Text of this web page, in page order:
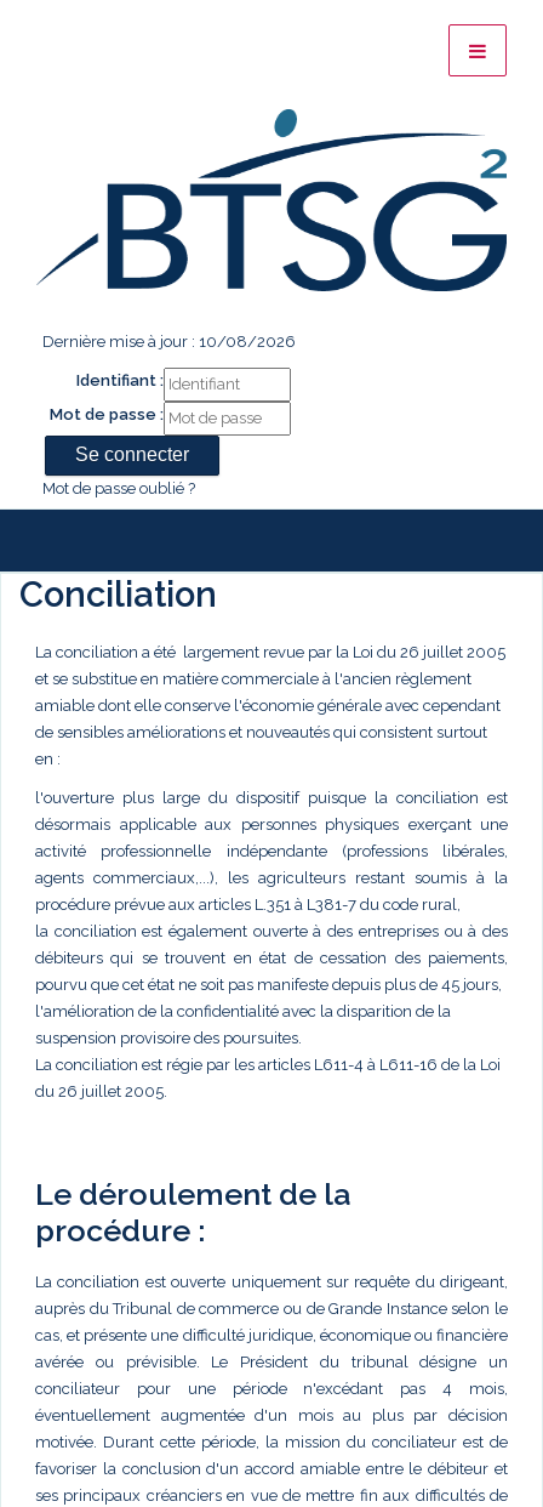
Dernière mise à jour : 10/08/2026
Identifiant :
Mot de passe :
Mot de passe oublié ?
Conciliation
La conciliation a été largement revue par la Loi du 26 juillet 2005
et se substitue en matière commerciale à l'ancien règlement
amiable dont elle conserve l'économie générale avec cependant
de sensibles améliorations et nouveautés qui consistent surtout
en :
l'ouverture plus large du dispositif puisque la conciliation est
désormais applicable aux personnes physiques exerçant une
activité professionnelle indépendante (professions libérales,
agents commerciaux,...), les agriculteurs restant soumis à la
procédure prévue aux articles L.351 à L381-7 du code rural,
la conciliation est également ouverte à des entreprises ou à des
débiteurs qui se trouvent en état de cessation des paiements,
pourvu que cet état ne soit pas manifeste depuis plus de 45 jours,
l'amélioration de la confidentialité avec la disparition de la
suspension provisoire des poursuites.
La conciliation est régie par les articles L611-4 à L611-16 de la Loi
du 26 juillet 2005.
Le déroulement de la
procédure :
La conciliation est ouverte uniquement sur requête du dirigeant,
auprès du Tribunal de commerce ou de Grande Instance selon le
cas, et présente une difficulté juridique, économique ou financière
avérée ou prévisible. Le Président du tribunal désigne un
conciliateur pour une période n'excédant pas 4 mois,
éventuellement augmentée d'un mois au plus par décision
motivée. Durant cette période, la mission du conciliateur est de
favoriser la conclusion d'un accord amiable entre le débiteur et
ses principaux créanciers en vue de mettre fin aux difficultés de